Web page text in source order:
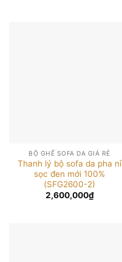
BỘ GHẾ SOFA DA GIÁ RẺ
Thanh lý bộ sofa da pha nỉ
sọc đen mới 100%
(SFG2600-2)
2,600,000₫